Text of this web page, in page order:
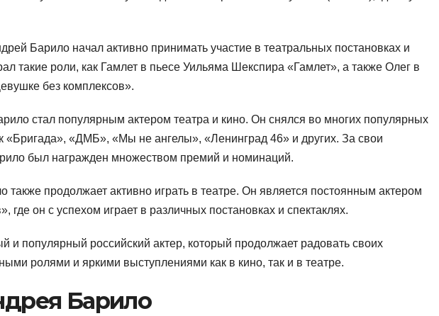
Барило начал активно принимать участие в театральных постановках и
такие роли, как Гамлет в пьесе Уильяма Шекспира «Гамлет», а также Олег в
без комплексов».
стал популярным актером театра и кино. Он снялся во многих популярных
«Бригада», «ДМБ», «Мы не ангелы», «Ленинград 46» и других. За свои
был награжден множеством премий и номинаций.
продолжает активно играть в театре. Он является постоянным актером
где он с успехом играет в различных постановках и спектаклях.
популярный российский актер, который продолжает радовать своих
ролями и яркими выступлениями как в кино, так и в театре.
Барило